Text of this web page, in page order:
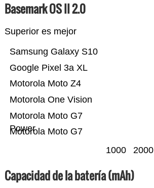
Basemark OS II 2.0
Superior es mejor
Motorola Moto G7
Motorola Moto G7
Power
Motorola One Vision
Motorola Moto Z4
Google Pixel 3a XL
Samsung Galaxy S10
1000 2000
Capacidad de la batería (mAh)